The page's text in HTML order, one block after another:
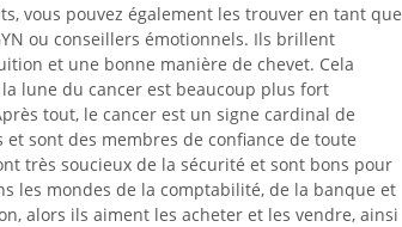
vous pouvez également les trouver en tant que
ou conseillers émotionnels. Ils brillent
et une bonne manière de chevet. Cela
lune du cancer est beaucoup plus fort
tout, le cancer est un signe cardinal de
sont des membres de confiance de toute
très soucieux de la sécurité et sont bons pour
les mondes de la comptabilité, de la banque et
alors ils aiment les acheter et les vendre, ainsi